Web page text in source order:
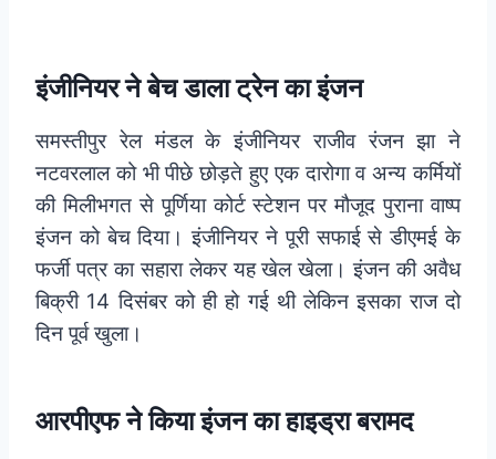
इंजीनियर ने बेच डाला ट्रेन का इंजन
समस्तीपुर रेल मंडल के इंजीनियर राजीव रंजन झा ने
नटवरलाल को भी पीछे छोड़ते हुए एक दारोगा व अन्य कर्मियों
की मिलीभगत से पूर्णिया कोर्ट स्टेशन पर मौजूद पुराना वाष्प
इंजन को बेच दिया। इंजीनियर ने पूरी सफाई से डीएमई के
फर्जी पत्र का सहारा लेकर यह खेल खेला। इंजन की अवैध
बिक्री 14 दिसंबर को ही हो गई थी लेकिन इसका राज दो
दिन पूर्व खुला।
आरपीएफ ने कियाइंजन का हाइड्रा बरामद